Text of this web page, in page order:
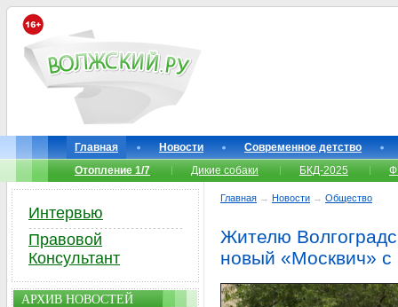
Главная Новости
Современное детство
Отопление 1/7
Дикие собаки БКД-2025
Главная → Новости → Общество
Жителю
новый «Москвич»
Интервью
Правовой
Консультант
АРХИВ НОВОСТЕЙ